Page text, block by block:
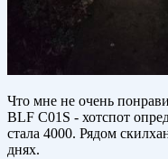
Что мне не очень
BLF C01S - хотспот
стала 4000. Рядом
днях.